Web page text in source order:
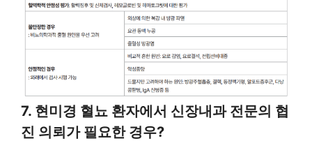
7. 현미경 혈뇨 환자에서 신장내과 전문의 협
진 의뢰가 필요한 경우?